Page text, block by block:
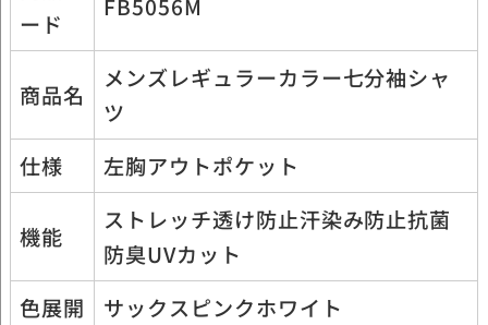
ード
FB5056M
商品名
メンズレギュラーカラー七分袖シャ
ツ
仕様
左胸アウトポケット
機能
ストレッチ透け防止汗染み防止抗菌
防臭UVカット
色展開
サックスピンクホワイト